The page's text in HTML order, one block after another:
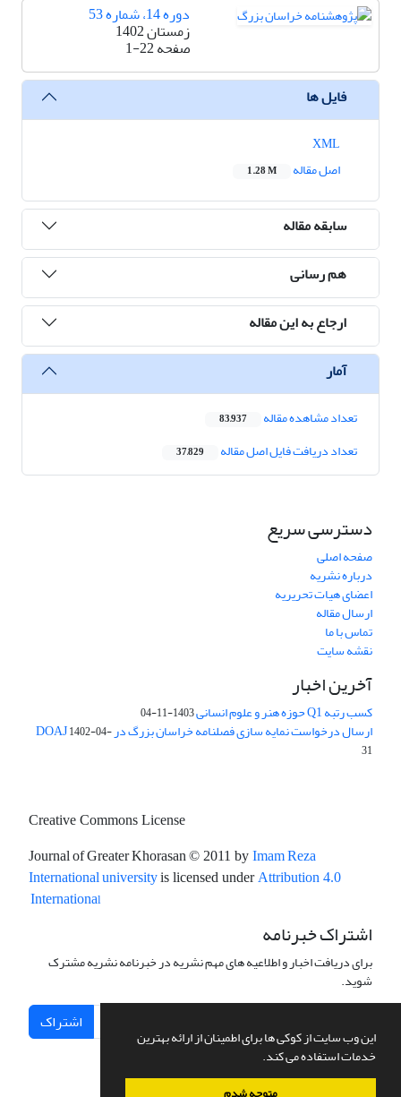
این وب سایت از کوکی ها برای اطمینان از ارائه بهترین
خدمات استفاده می کند.
دوره 14، شماره 53
زمستان 1402
صفحه1-22
فایل ها
اصل مقاله
1.28 M
سابقه مقاله
هم رسانی
ارجاع به این مقاله
آمار
تعداد مشاهده مقاله 83,937
تعداد دریافت فایل اصل مقاله 37,829
دسترسی سریع
صفحه اصلی
درباره نشریه
اعضای هیات تحریریه
ارسال مقاله
تماس با ما
نقشه سایت
آخرین اخبار
کسب رتبه Q1 حوزه هنر و علوم انسانی 1403-11-04
ارسال درخواست نمایه سازی فصلنامه خراسان بزرگ در DOAJ1402-04-
31
Creative Commons License
Journal of Greater Khorasan© 2011 by Imam Reza
International universityis licensed under Attribution 4.0
International
اشتراک خبرنامه
برای دریافت اخبار و اطلاعیه های مهم نشریه در خبرنامه نشریه مشترک
شوید.
اشتراک